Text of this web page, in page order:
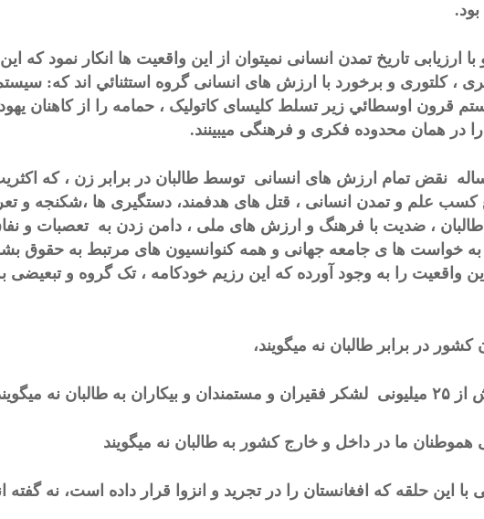
بود.
ارزیابی تاریخ تمدن انسانی نمیتوان از این واقعیت ها انکار نمود که
، کلتوری و برخورد با ارزش های انسانی گروه استثنائي اند که:
قرون اوسطائي زیر تسلط کلیسای کاتولیک ، حمامه را از کاهنان
در همان محدوده فکری و فرهنگی میبینند.
نقض تمام ارزش های انسانی توسط طالبان در برابر زن ، که
کسب علم و تمدن انسانی ، قتل های هدفمند، دستگیری ها ،شکنجه و
طالبان ، ضدیت با فرهنگ و ارزش های ملی ، دامن زدن به تعصبات و
خواست ها ی جامعه جهانی و همه کنوانسیون های مرتبط به حقوق
این واقعیت را به وجود آورده که این رزيم خودکامه ، تک گروه و
کشور در برابر طالبان نه میگویند،
نه میگویند
هموطنان ما در داخل و خارج کشور به طالبان نه میگویند
با این حلقه که افغانستان را در تجرید و انزوا قرار داده است، نه گفته